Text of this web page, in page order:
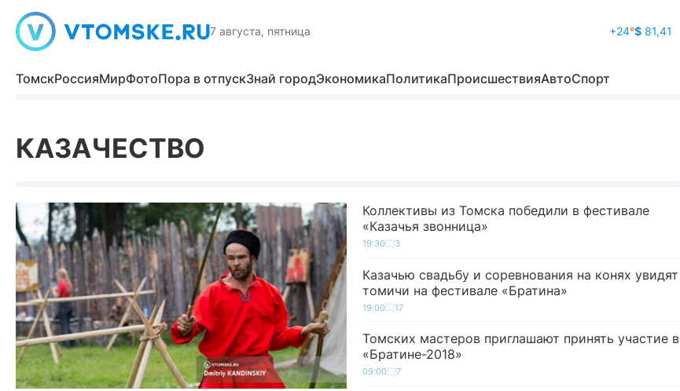
7 августа, пятница +24°$ 81,41
ТомскРоссияМирФотоПора в отпускЗнай городЭкономикаПолитикаПроисшествияАвтоСпорт
КАЗАЧЕСТВО
Коллективы из Томска победили в фестивале
«Казачья звонница»
19:30 3
Казачью свадьбу и соревнования на конях увидят
томичи на фестивале «Братина»
19:00 17
Томских мастеров приглашают принять участие в
«Братине-2018»
09:00 7